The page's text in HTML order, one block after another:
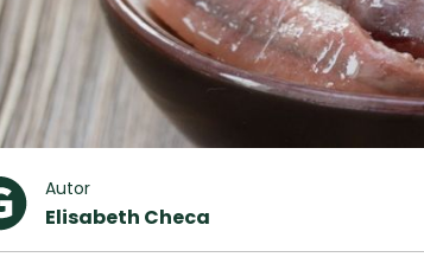
Autor
Elisabeth Checa